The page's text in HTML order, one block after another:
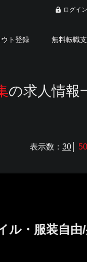
ログイン
ウト登録 無料転職
の求人情報
表示数： 30 50
ル・服装自由